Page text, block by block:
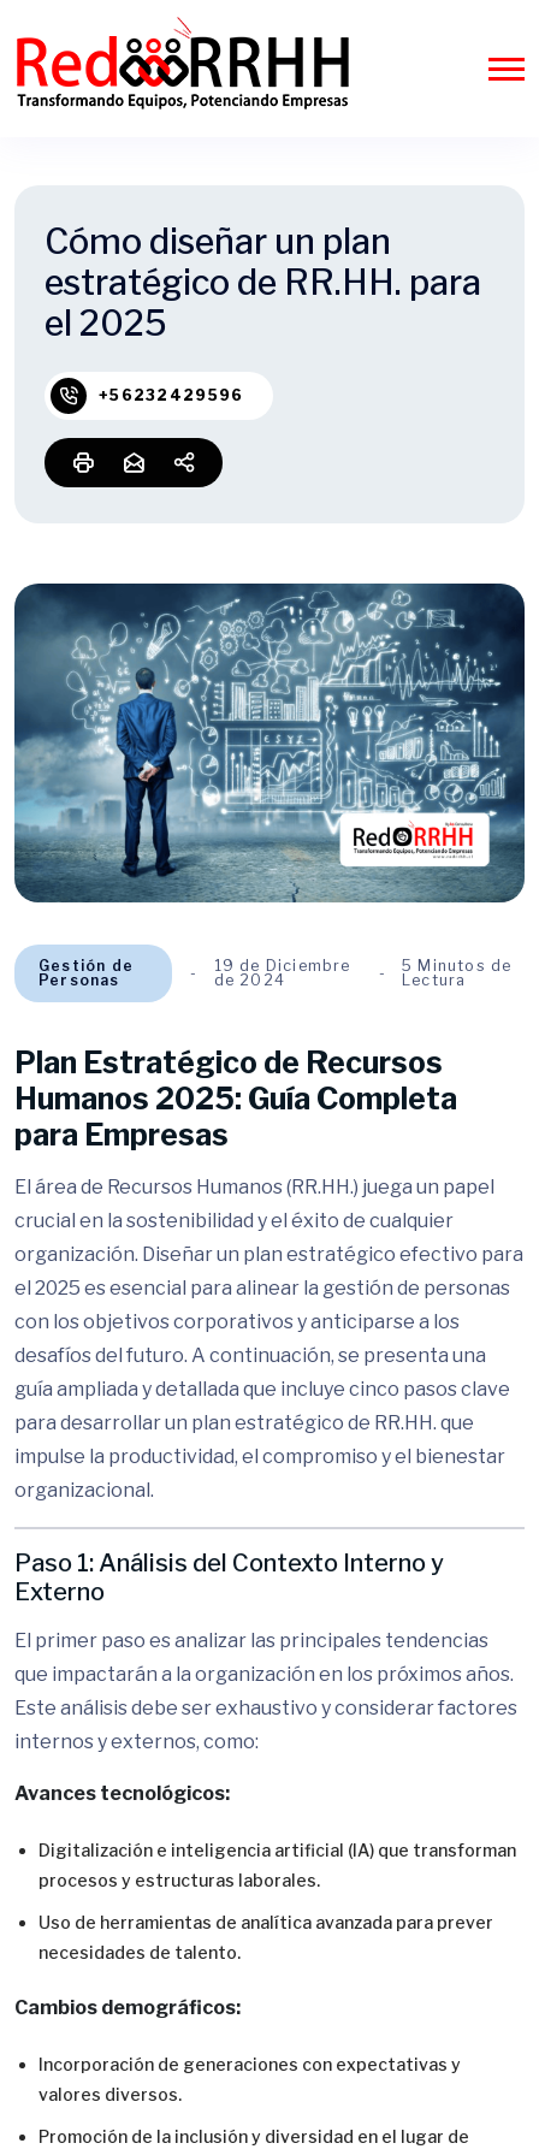
Cómo diseñar un plan
estratégico de RR.HH. para
el 2025
+56232429596
Gestión de
Personas
19 de Diciembre
de 2024
5 Minutos de
Lectura
Plan Estratégico de Recursos
Humanos 2025: Guía Completa
para Empresas
El área de Recursos Humanos (RR.HH.) juega un papel
crucial en la sostenibilidad y el éxito de cualquier
organización. Diseñar un plan estratégico efectivo para
el 2025 es esencial para alinear la gestión de personas
con los objetivos corporativos y anticiparse a los
desafíos del futuro. A continuación, se presenta una
guía ampliada y detallada que incluye cinco pasos clave
para desarrollar un plan estratégico de RR.HH. que
impulse la productividad, el compromiso y el bienestar
organizacional.
Paso 1: Análisis del Contexto Interno y
Externo
El primer paso es analizar las principales tendencias
que impactarán a la organización en los próximos años.
Este análisis debe ser exhaustivo y considerar factores
internos y externos, como:
Avances tecnológicos:
Digitalización e inteligencia artificial (IA) que transforman
procesos y estructuras laborales.
Uso de herramientas de analítica avanzada para prever
necesidades de talento.
Cambios demográficos:
Incorporación de generaciones con expectativas y
valores diversos.
Promoción de la inclusión y diversidad en el lugar de